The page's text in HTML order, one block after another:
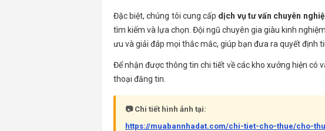
Đặc biệt, chúng tôi cung cấp dịch vụ tư vấn chuyên
tìm kiếm và lựa chọn. Đội ngũ chuyên gia giàu kinh
ưu và giải đáp mọi thắc mắc, giúp bạn đưa ra quyết định
Để nhận được thông tin chi tiết về các kho xưởng hiện có
thoại đăng tin.
📷 Chi tiết hình ảnh tại:
https://muabannhadat.com/chi-tiet-cho-thue/cho-